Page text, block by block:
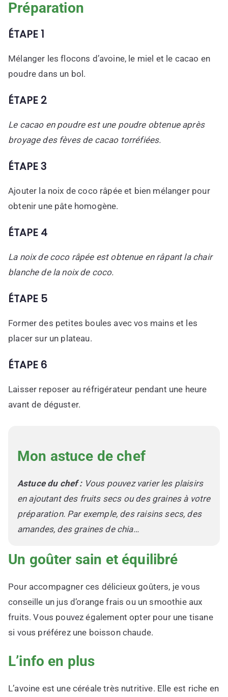
Préparation
ÉTAPE 1
Mélanger les flocons d’avoine, le miel et le cacao en
poudre dans un bol.
ÉTAPE 2
Le cacao en poudre est une poudre obtenue après
broyage des fèves de cacao torréfiées.
ÉTAPE 3
Ajouter la noix de coco râpée et bien mélanger pour
obtenir une pâte homogène.
ÉTAPE 4
La noix de coco râpée est obtenue en râpant la chair
blanche de la noix de coco.
ÉTAPE 5
Former des petites boules avec vos mains et les
placer sur un plateau.
ÉTAPE 6
Laisser reposer au réfrigérateur pendant une heure
avant de déguster.
Mon astuce de chef
Astuce du chef :Vous pouvez varier les plaisirs
en ajoutant des fruits secs ou des graines à votre
préparation. Par exemple, des raisins secs, des
amandes, des graines de chia…
Un goûter sain et équilibré
Pour accompagner ces délicieux goûters, je vous
conseille un jus d’orange frais ou un smoothie aux
fruits. Vous pouvez également opter pour une tisane
si vous préférez une boisson chaude.
L’info en plus
L’avoine est une céréale très nutritive. Elle est riche en